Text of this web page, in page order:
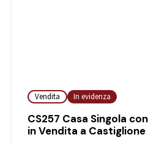
Vendita In evidenza
CS257 Casa Singola
in Vendita a Castiglione